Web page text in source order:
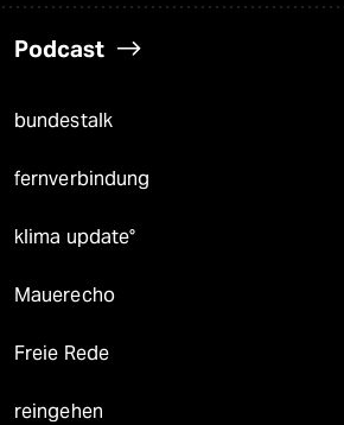
Podcast
bundestalk
fernverbindung
klima update°
Mauerecho
Freie Rede
reingehen